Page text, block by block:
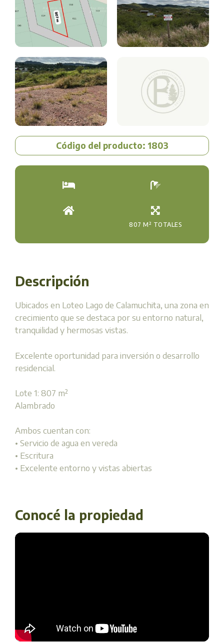
Código del producto: 1803
807 M² TOTALES
Descripción
Ubicados en Loteo Lago de Calamuchita, una zona en
crecimiento que se destaca por su entorno natural,
tranquilidad y hermosas vistas.
Excelente oportunidad para inversión o desarrollo
residencial.
Lote 1: 807 m²
Alambrado
Ambos cuentan con:
• Servicio de agua en vereda
• Escritura
• Excelente entorno y vistas abiertas
Conocé la propiedad